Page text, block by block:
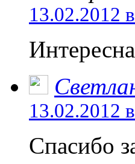
13.02.2012
13.02.2012
Спасибо